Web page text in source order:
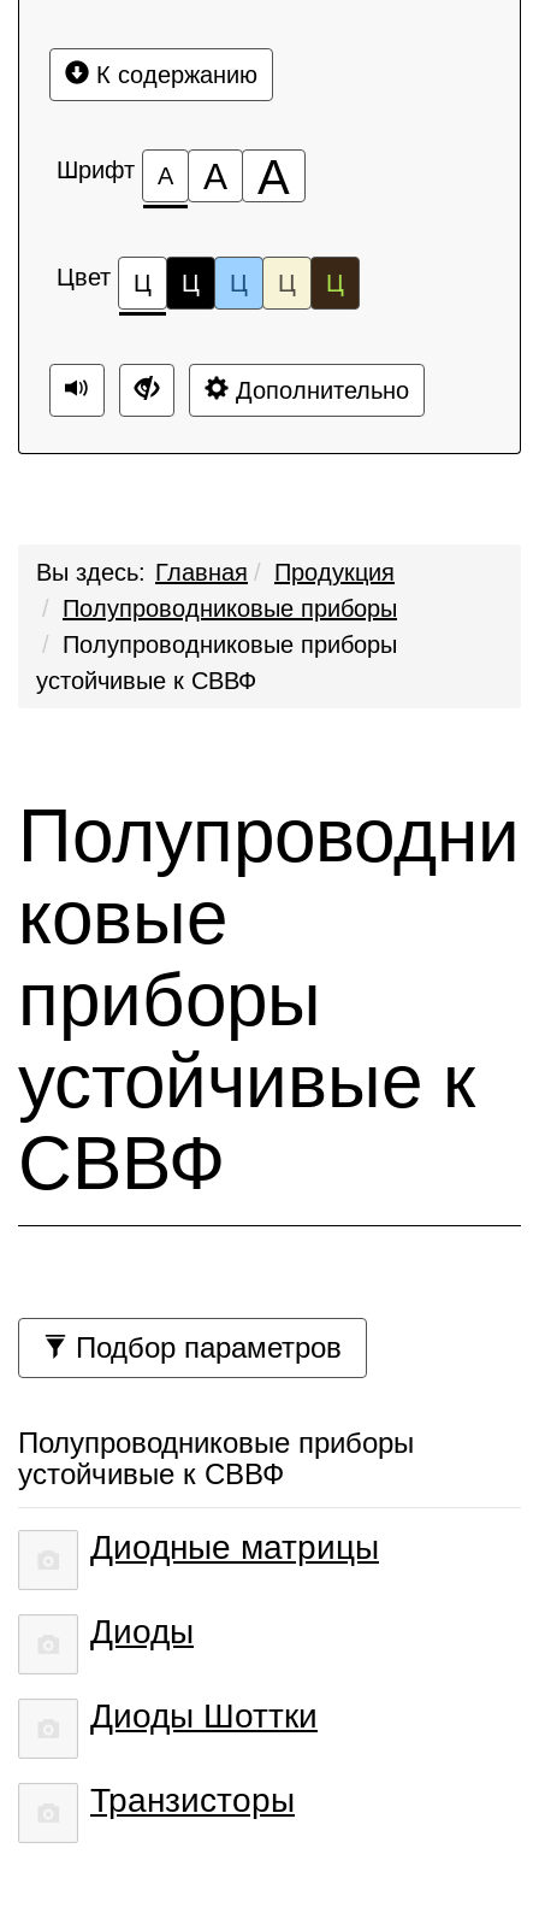
К содержанию
Шрифт А А А
Цвет Ц Ц Ц Ц Ц
Дополнительно
Вы здесь: Главная
Продукция
Полупроводниковые приборы
Полупроводниковые приборы
устойчивые к СВВФ
Полупроводни
ковые
приборы
устойчивые к
СВВФ
Подбор параметров
Полупроводниковые приборы
устойчивые к СВВФ
Диодные матрицы
Диоды
Диоды Шоттки
Транзисторы